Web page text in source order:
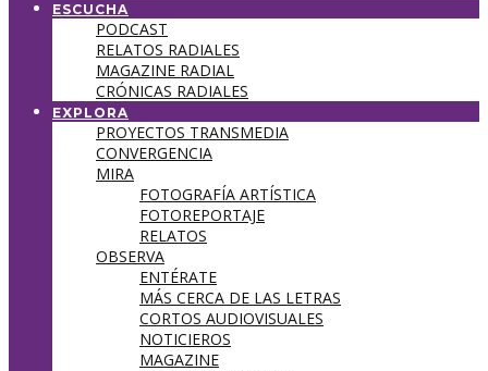
ESCUCHA
PODCAST
RELATOS RADIALES
MAGAZINE RADIAL
CRÓNICAS RADIALES
EXPLORA
PROYECTOS TRANSMEDIA
CONVERGENCIA
MIRA
FOTOGRAFÍA ARTÍSTICA
FOTOREPORTAJE
RELATOS
OBSERVA
ENTÉRATE
MÁS CERCA DE LAS LETRAS
CORTOS AUDIOVISUALES
NOTICIEROS
MAGAZINE